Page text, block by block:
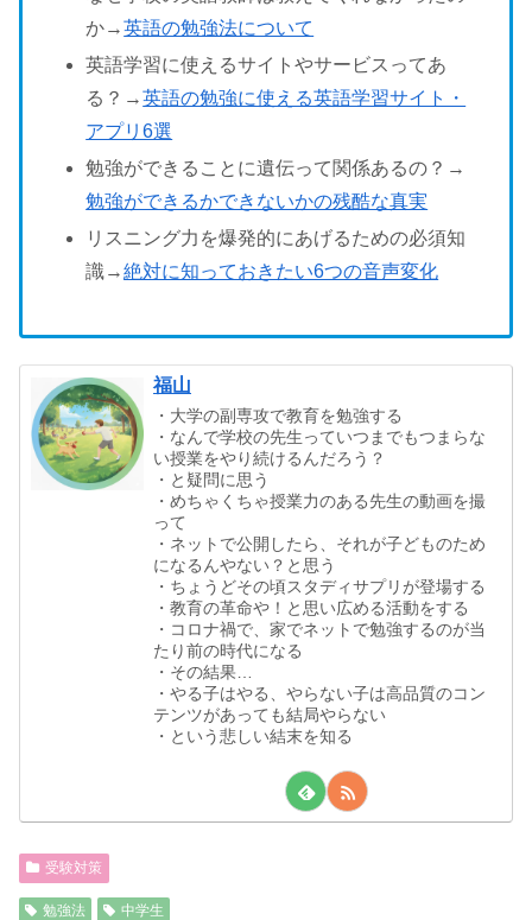
か→英語の勉強法について
英語学習に使えるサイトやサービスってあ
る？→英語の勉強に使える英語学習サイト・
アプリ6選
勉強ができることに遺伝って関係あるの？→
勉強ができるかできないかの残酷な真実
リスニング力を爆発的にあげるための必須知
識→絶対に知っておきたい6つの音声変化
福山
・大学の副専攻で教育を勉強する
・なんで学校の先生っていつまでもつまらな
い授業をやり続けるんだろう？
・と疑問に思う
・めちゃくちゃ授業力のある先生の動画を撮
って
・ネットで公開したら、それが子どものため
になるんやない？と思う
・ちょうどその頃スタディサプリが登場する
・教育の革命や！と思い広める活動をする
・コロナ禍で、家でネットで勉強するのが当
たり前の時代になる
・その結果…
・やる子はやる、やらない子は高品質のコン
テンツがあっても結局やらない
・という悲しい結末を知る
受験対策
勉強法 中学生